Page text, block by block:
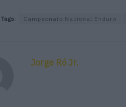
Tags: Campeonato Nacional Enduro
Jorge Ró Jr.